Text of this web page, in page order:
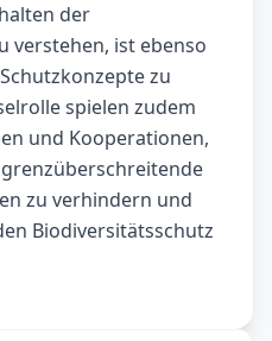
der
verstehen, ist ebenso
zu
spielen zudem
und Kooperationen,
zu verhindern und
Biodiversitätsschutz